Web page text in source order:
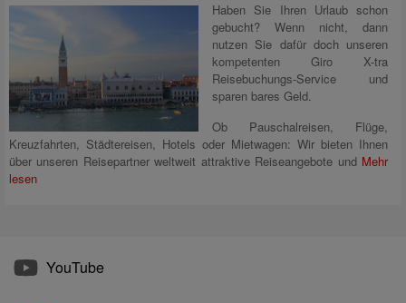
Haben Sie Ihren Urlaub schon
gebucht? Wenn nicht, dann
nutzen Sie dafür doch unseren
kompetenten Giro X-tra
Reisebuchungs-Service und
sparen bares Geld.
Ob Pauschalreisen, Flüge,
Kreuzfahrten, Städtereisen, Hotels oder Mietwagen: Wir bieten Ihnen
über unseren Reisepartner weltweit attraktive Reiseangebote und Mehr
lesen
YouTube